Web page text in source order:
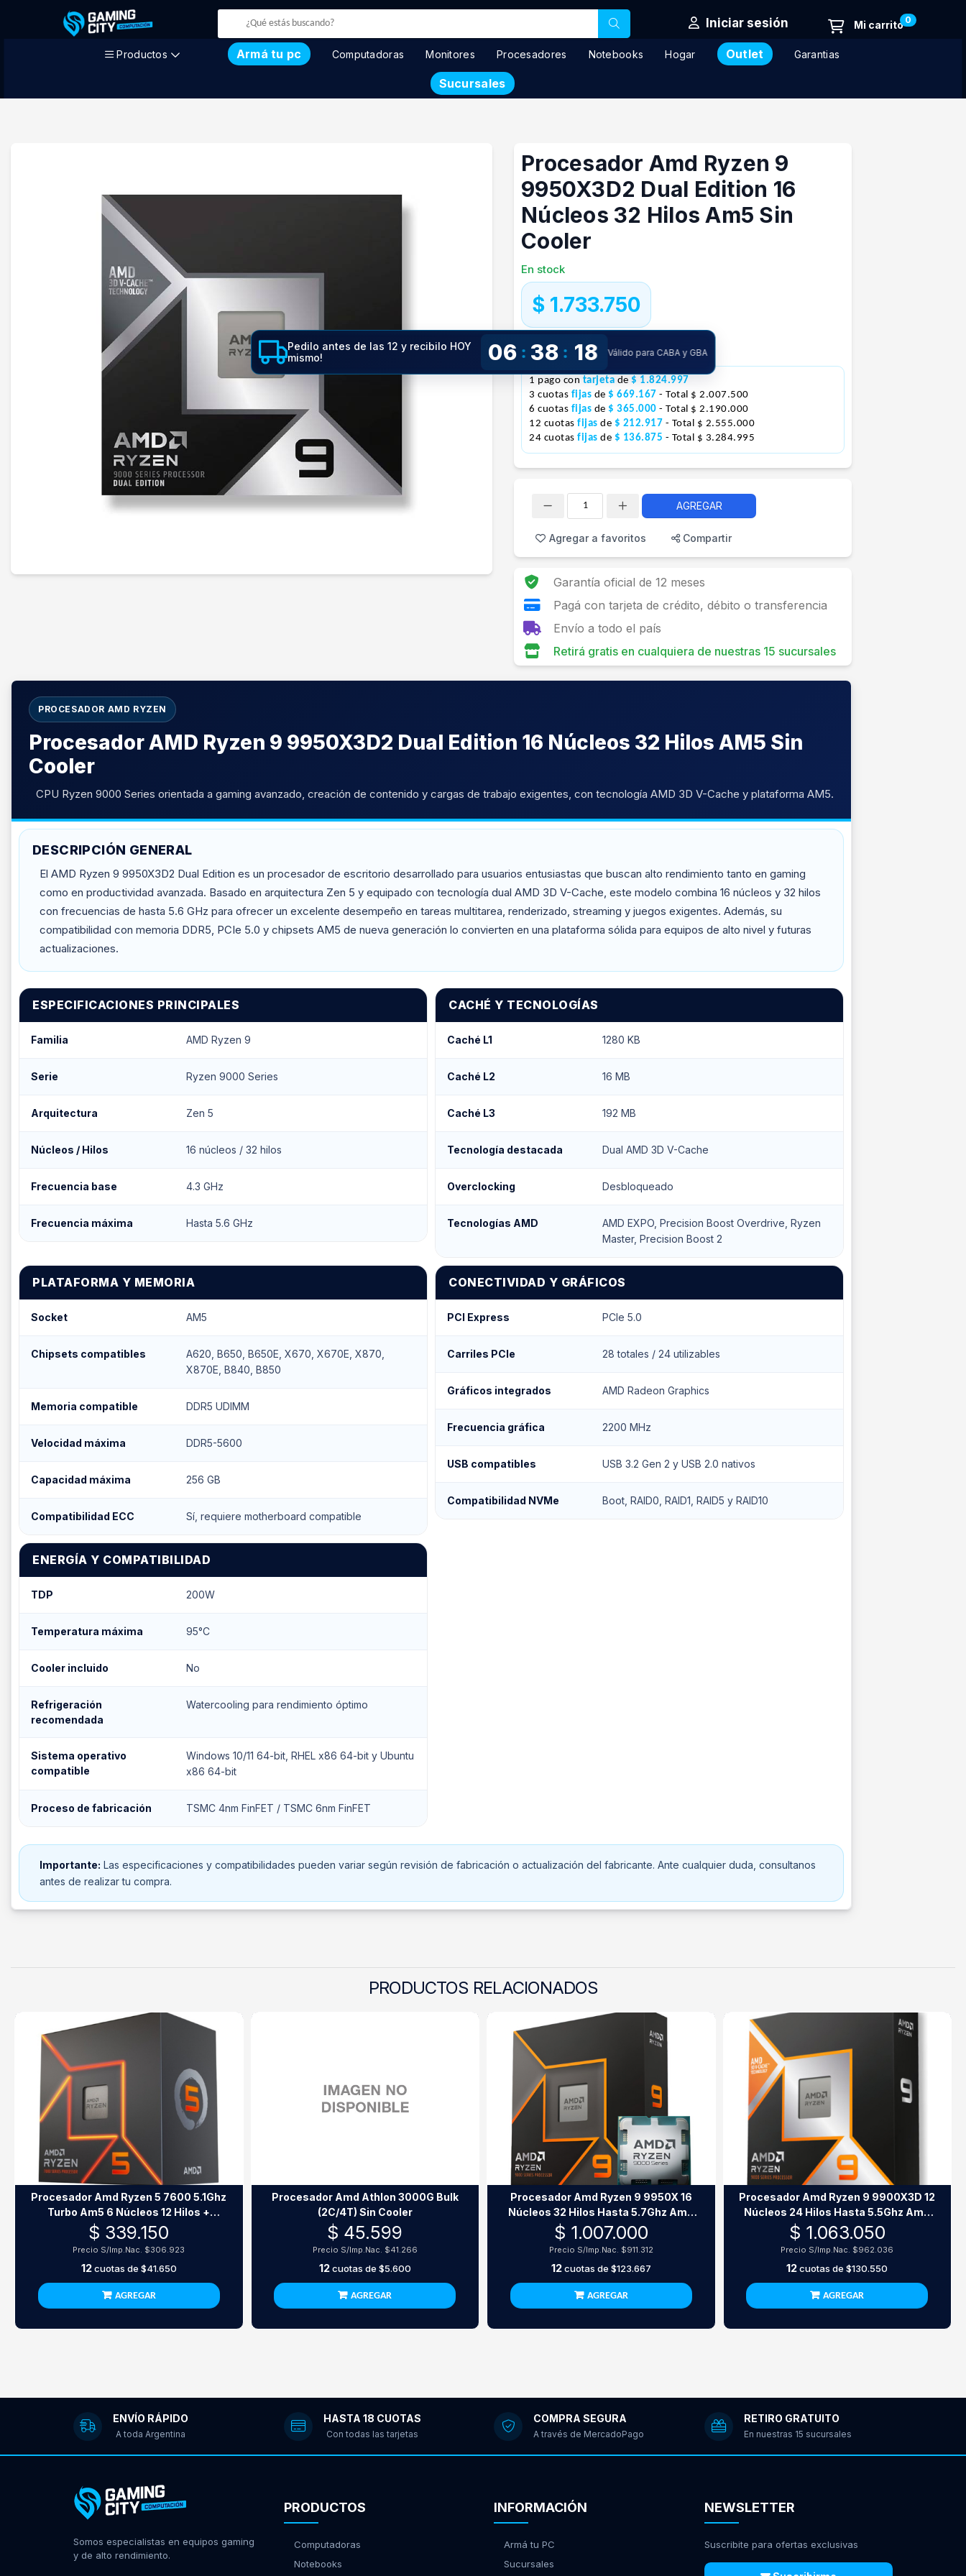
Iniciar sesión 0
Productos Armá tu pc Computadoras Monitores Procesadores Notebooks Hogar Outlet Garantias
Sucursales
Procesador Amd Ryzen 9
9950X3D2 Dual Edition 16
Núcleos 32 Hilos Am5 Sin
Cooler
En stock
$ 1.733.750
Precio S/Imp.Nac.$1.569.005
1 pago con tarjeta de $ 1.824.997
3 cuotas fijas de $ 669.167 - Total $ 2.007.500
6 cuotas fijas de $ 365.000 - Total $ 2.190.000
12 cuotas fijas de $ 212.917 - Total $ 2.555.000
24 cuotas fijas de $ 136.875 - Total $ 3.284.995
Pedilo antes de las 12 y recibilo HOY
mismo!
06 : 38 : 17 Válido para CABA y GBA
AGREGAR
Agregar a favoritos Compartir
Garantía oficial de 12 meses
Pagá con tarjeta de crédito, débito o transferencia
Envío a todo el país
Retirá gratis en cualquiera de nuestras 15 sucursales
PROCESADOR AMD RYZEN
Procesador AMD Ryzen 9 9950X3D2 Dual Edition 16 Núcleos 32 Hilos AM5 Sin
Cooler
CPU Ryzen 9000 Series orientada a gaming avanzado, creación de contenido y cargas de trabajo exigentes, con tecnología AMD 3D V-Cache y plataforma AM5.
DESCRIPCIÓN GENERAL
El AMD Ryzen 9 9950X3D2 Dual Edition es un procesador de escritorio desarrollado para usuarios entusiastas que buscan alto rendimiento tanto en gaming
como en productividad avanzada. Basado en arquitectura Zen 5 y equipado con tecnología dual AMD 3D V-Cache, este modelo combina 16 núcleos y 32 hilos
con frecuencias de hasta 5.6 GHz para ofrecer un excelente desempeño en tareas multitarea, renderizado, streaming y juegos exigentes. Además, su
compatibilidad con memoria DDR5, PCIe 5.0 y chipsets AM5 de nueva generación lo convierten en una plataforma sólida para equipos de alto nivel y futuras
actualizaciones.
ESPECIFICACIONES PRINCIPALES
Familia AMD Ryzen 9
Serie Ryzen 9000 Series
Arquitectura Zen 5
Núcleos / Hilos 16 núcleos / 32 hilos
Frecuencia base 4.3 GHz
Frecuencia máxima Hasta 5.6 GHz
CACHÉ Y TECNOLOGÍAS
Caché L1 1280 KB
Caché L2 16 MB
Caché L3 192 MB
Tecnología destacada Dual AMD 3D V-Cache
Overclocking Desbloqueado
Tecnologías AMD
AMD EXPO, Precision Boost Overdrive, Ryzen
Master, Precision Boost 2
PLATAFORMA Y MEMORIA
Socket AM5
Chipsets compatibles
A620, B650, B650E, X670, X670E, X870,
X870E, B840, B850
Memoria compatible DDR5 UDIMM
Velocidad máxima DDR5-5600
Capacidad máxima 256 GB
Compatibilidad ECC Sí, requiere motherboard compatible
CONECTIVIDAD Y GRÁFICOS
PCI Express PCIe 5.0
Carriles PCIe 28 totales / 24 utilizables
Gráficos integrados AMD Radeon Graphics
Frecuencia gráfica 2200 MHz
USB compatibles USB 3.2 Gen 2 y USB 2.0 nativos
Compatibilidad NVMe Boot, RAID0, RAID1, RAID5 y RAID10
ENERGÍA Y COMPATIBILIDAD
TDP 200W
Temperatura máxima 95°C
Cooler incluido No
Refrigeración
recomendada
Watercooling para rendimiento óptimo
Sistema operativo
compatible
Windows 10/11 64-bit, RHEL x86 64-bit y Ubuntu
x86 64-bit
Proceso de fabricación TSMC 4nm FinFET / TSMC 6nm FinFET
Importante: Las especificaciones y compatibilidades pueden variar según revisión de fabricación o actualización del fabricante. Ante cualquier duda, consultanos
antes de realizar tu compra.
PRODUCTOS RELACIONADOS
Procesador Amd Ryzen 5 7600 5.1Ghz
Turbo Am5 6 Núcleos 12 Hilos +
Radeon
$ 339.150
Precio S/Imp.Nac. $306.923
12cuotas de $41.650
AGREGAR
Procesador Amd Athlon 3000G Bulk
(2C/4T) Sin Cooler
$ 45.599
Precio S/Imp.Nac. $41.266
12cuotas de $5.600
AGREGAR
Procesador Amd Ryzen 9 9950X 16
Núcleos 32 Hilos Hasta 5.7Ghz Am5
Sin Cooler
$ 1.007.000
Precio S/Imp.Nac. $911.312
12cuotas de $123.667
AGREGAR
Procesador Amd Ryzen 9 9900X3D 12
Núcleos 24 Hilos Hasta 5.5Ghz Am5
Sin Cooler
$ 1.063.050
Precio S/Imp.Nac. $962.036
12cuotas de$130.550
AGREGAR
ENVÍO RÁPIDO
A toda Argentina
HASTA 18 CUOTAS
Con todas las tarjetas
COMPRA SEGURA
A través de MercadoPago
RETIRO GRATUITO
En nuestras 15 sucursales
Somos especialistas en equipos gaming
y de alto rendimiento.
PRODUCTOS
Computadoras
Notebooks
INFORMACIÓN
Armá tu PC
Sucursales
NEWSLETTER
Suscribite para ofertas exclusivas